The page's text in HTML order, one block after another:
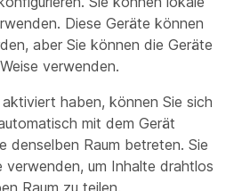
Diese Geräte können
aber Sie können die Geräte
verwenden.
haben, können Sie sich
mit dem Gerät
denselben Raum betreten. Sie
verwenden, um Inhalte drahtlos
Raum zu teilen.